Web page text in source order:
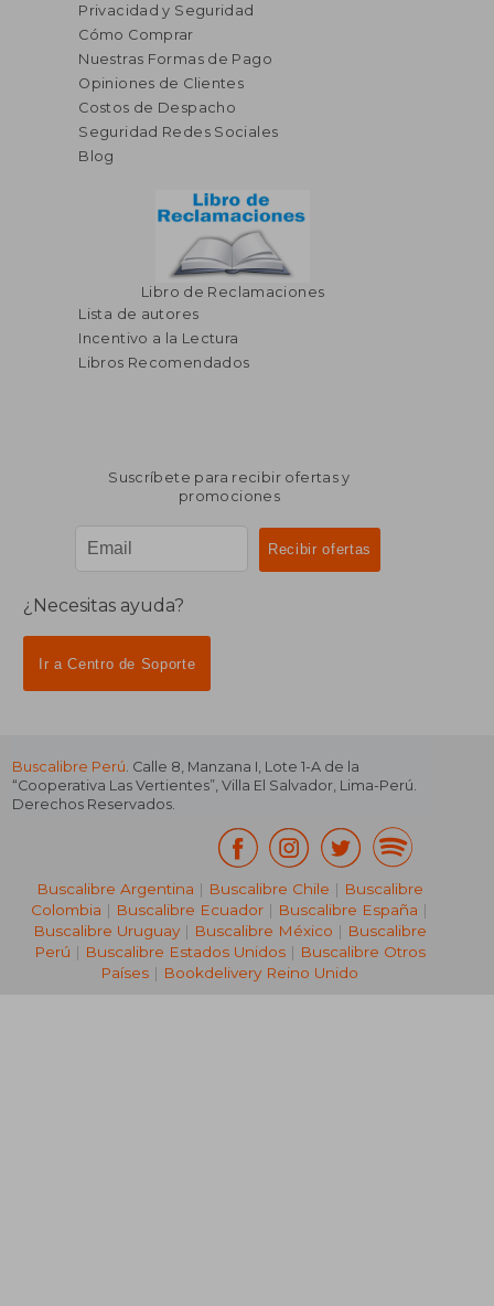
40% S/ 127,12
S/ 76,27
Privacidad y Seguridad
Cómo Comprar
Nuestras Formas de Pago
Opiniones de Clientes
Costos de Despacho
Seguridad Redes Sociales
Blog
Libro de Reclamaciones
Lista de autores
Incentivo a la Lectura
Libros Recomendados
Suscríbete para recibir ofertas y
promociones
¿Necesitas ayuda?
Ir a Centro de Soporte
Buscalibre Perú. Calle 8, Manzana I, Lote 1-A de la
“Cooperativa Las Vertientes”, Villa El Salvador, Lima-Perú.
Derechos Reservados.
Buscalibre Argentina | Buscalibre Chile | Buscalibre
Colombia | Buscalibre Ecuador | Buscalibre España |
Buscalibre Uruguay| Buscalibre México | Buscalibre
Perú | Buscalibre Estados Unidos| Buscalibre Otros
Países | Bookdelivery Reino Unido